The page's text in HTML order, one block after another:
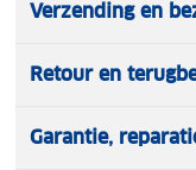
Verzending en
Retour en
Garantie,